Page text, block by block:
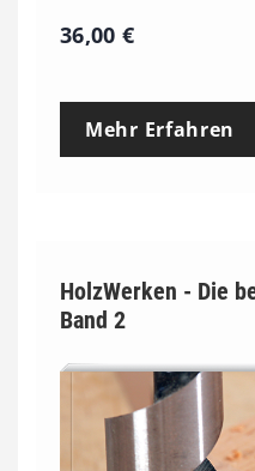
36,00€
Mehr Erfahren
HolzWerken - Die
Band 2